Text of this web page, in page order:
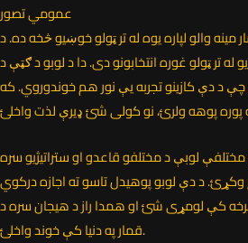
عمومي تصور
والو لپاره یوه له تر ټولو خوښیو څخه ده. د
له تر ټولو غوره انتخابونو دی. دا د لوبو د ګټې د
د دې کازینو تجربه يې نور هم خوندوروي. که
مختلفې لوبې د مختلفو قاعدو او ستراتیژیو سره
د دې لوبو پوهیدل تاسو ته اجازه درکوي
کې لومړی شئ او همدا راز د هیجان سره د
قمار په دنیا کې خوند واخلئ.